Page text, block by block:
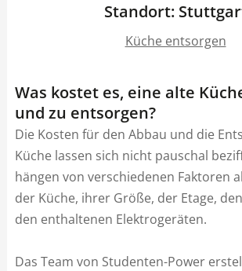
Standort:
Küche entsorgen
Was kostet es, eine alte
und zu entsorgen?
Die Kosten für den Abbau und die
Küche lassen sich nicht pauschal
hängen von verschiedenen Faktoren
der Küche, ihrer Größe, der Etage,
den enthaltenen Elektrogeräten.
Das Team von Studenten-Power